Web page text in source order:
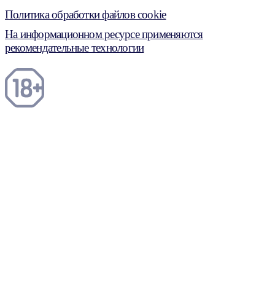
Политика обработки файлов cookie
На информационном ресурсе применяются
рекомендательные технологии